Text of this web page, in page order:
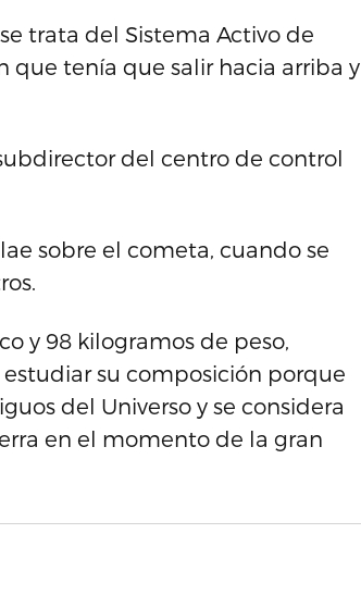
trata del Sistema Activo de
que tenía que salir hacia arriba y
del centro de control
sobre el cometa, cuando se
y 98 kilogramos de peso,
su composición porque
del Universo y se considera
en el momento de la gran